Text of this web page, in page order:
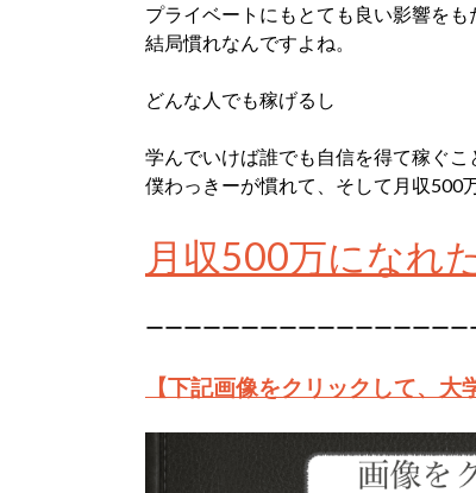
プライベートにもとても良い影響をも
結局慣れなんですよね。
どんな人でも稼げるし
学んでいけば誰でも自信を得て稼ぐこ
僕わっきーが慣れて、そして月収500
月収500万になれ
ーーーーーーーーーーーーーーーー
【下記画像をクリックして、大